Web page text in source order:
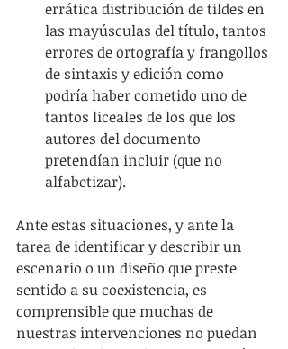
errática distribución de tildes en
las mayúsculas del título, tantos
errores de ortografía y frangollos
de sintaxis y edición como
podría haber cometido uno de
tantos liceales de los que los
autores del documento
pretendían incluir (que no
alfabetizar).
Ante estas situaciones, y ante la
tarea de identificar y describir un
escenario o un diseño que preste
sentido a su coexistencia, es
comprensible que muchas de
nuestras intervenciones no puedan